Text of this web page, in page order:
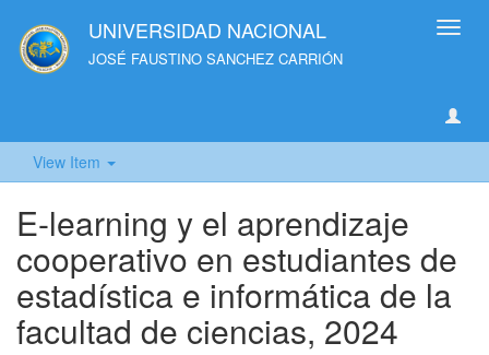
UNIVERSIDAD NACIONAL
JOSÉ FAUSTINO SANCHEZ CARRIÓN
View Item
E-learning y el aprendizaje
cooperativo en estudiantes de
estadística e informática de la
facultad de ciencias, 2024